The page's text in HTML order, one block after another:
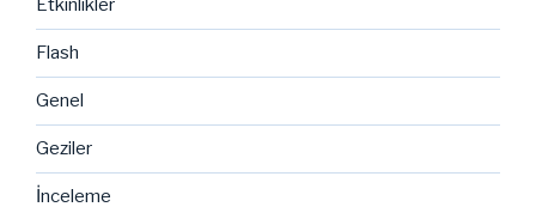
Etkinlikler
Flash
Genel
Geziler
İnceleme